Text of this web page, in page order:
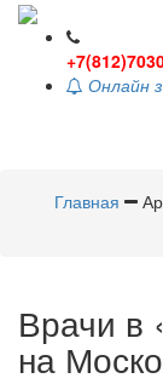
Онлайн
Главная
Врачи в
на